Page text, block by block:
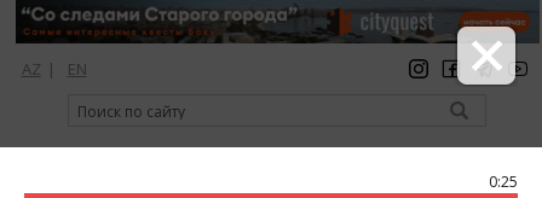
0:25
AZ | EN
регистрация вход Citylife Magazine